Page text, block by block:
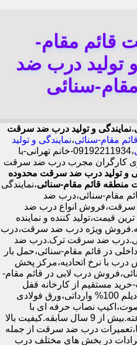
مقام-
تولید درب ضد
سنائی
،نمایندگی و تولید درب ضد سرقت
مقام-سنائی،نمایندگی و تولید
،09192211934-خانم تهرانی-با
کارگران مجرب درب ضد سرقت
و تولید درب ضد سرقت محدوده
قائم مقام-سنائی،نمایندگی
مقام-سنائی،درب ضد
سرقت،فروش انواع درب ضد
قیمت،تولید کننده و نماینده
ویژه درب ضد سرقت،درب
ضد سرقت ترک.درب ضد
در قائم مقام-سنائی،حمل بار
درب با نرخ اتحادیه،مرکز پخش
درب لابی در قائم مقام-
مستقیم از کارخانه قفل
گاوصندوقی کاله،ضد برش و ضد دیلم 100% وارداتی،ورق فولادی
نصاب حرفه ای با
گارانتی نصب 2 ساله،نصب 2 ساعته.بیش از 9 سال سابقه.کیفیت بالا
درب ضد سرقت از جمله
در بخش های مختلف درب